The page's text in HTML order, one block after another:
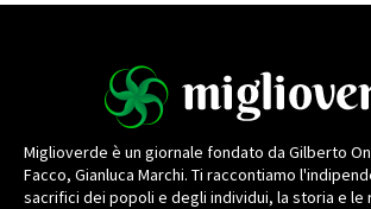
Miglioverde è un giornale fondato da Gilberto
Facco, Gianluca Marchi. Ti raccontiamo
sacrifici dei popoli e degli individui, la storia e le